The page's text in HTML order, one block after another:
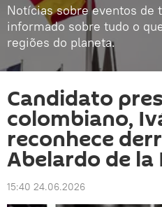
Notícias sobre eventos de
informado sobre tudo o
regiões do planeta.
Candidato
colombiano,
reconhece
Abelardo de la
15:40 24.06.2026